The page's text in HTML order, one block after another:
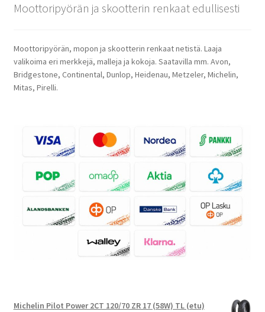
Moottoripyörän ja skootterin renkaat edullisesti
Moottoripyörän, mopon ja skootterin renkaat netistä. Laaja
valikoima eri merkkejä, malleja ja kokoja. Saatavilla mm. Avon,
Bridgestone, Continental, Dunlop, Heidenau, Metzeler, Michelin,
Mitas, Pirelli.
Michelin Pilot Power 2CT 120/70 ZR 17 (58W) TL (etu)